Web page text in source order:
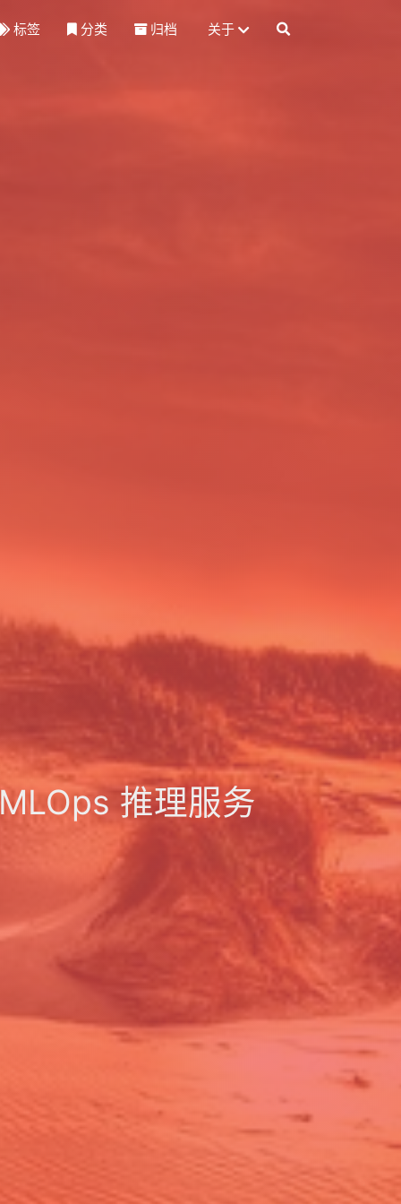
标签 分类 归档 关于
推理服务